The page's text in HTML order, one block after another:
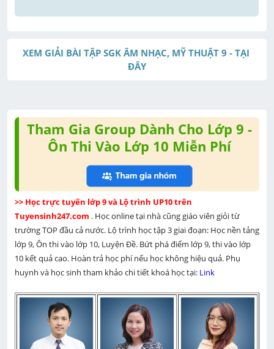
XEM GIẢI BÀI TẬP SGK ÂM NHẠC, MỸ THUẬT 9 - TẠI
ĐÂY
Tham Gia Group Dành Cho Lớp 9 -
Ôn Thi Vào Lớp 10 Miễn Phí
>> Học trực tuyến lớp 9 và Lộ trình UP10 trên
Tuyensinh247.com . Học online tại nhà cũng giáo viên giỏi từ
trường TOP đầu cả nước. Lộ trình học tập 3 giai đoạn: Học nền tảng
lớp 9, Ôn thi vào lớp 10, Luyện Đề. Bứt phá điểm lớp 9, thi vào lớp
10 kết quả cao. Hoàn trả học phí nếu học không hiệu quả. Phụ
huynh và học sinh tham khảo chi tiết khoá học tại: Link